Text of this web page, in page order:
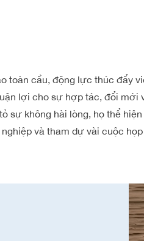
toàn cầu, động lực thúc đẩy
lợi cho sự hợp tác, đổi mới
sự không hài lòng, họ thể
và tham dự vài cuộc